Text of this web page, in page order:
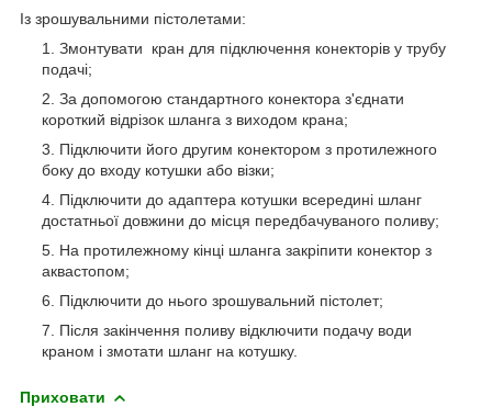
Із зрошувальними пістолетами:
Змонтувати кран для підключення конекторів у трубу
подачі;
За допомогою стандартного конектора з'єднати
короткий відрізок шланга з виходом крана;
Підключити його другим конектором з протилежного
боку до входу котушки або візки;
Підключити до адаптера котушки всередині шланг
достатньої довжини до місця передбачуваного поливу;
На протилежному кінці шланга закріпити конектор з
аквастопом;
Підключити до нього зрошувальний пістолет;
Після закінчення поливу відключити подачу води
краном і змотати шланг на котушку.
Приховати